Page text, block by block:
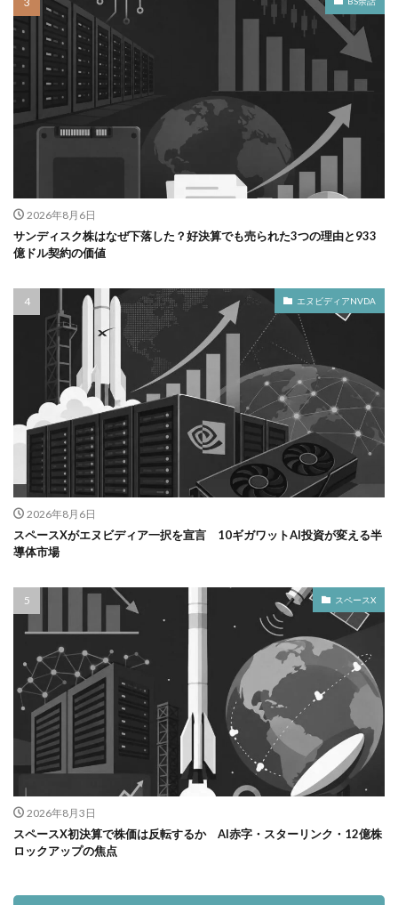
2026年8月6日
サンディスク株はなぜ下落した？好決算でも売られた3つの理由と933
億ドル契約の価値
エヌビディアNVDA
2026年8月6日
スペースXがエヌビディア一択を宣言 10ギガワットAI投資が変える半
導体市場
スペースX
2026年8月3日
スペースX初決算で株価は反転するか AI赤字・スターリンク・12億株
ロックアップの焦点